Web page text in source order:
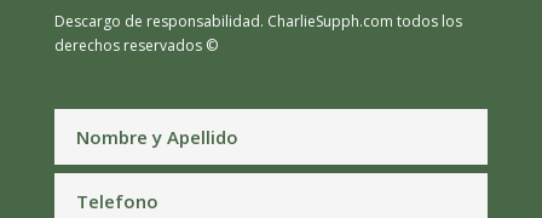
Descargo de responsabilidad. CharlieSupph.com todos los
derechos reservados ©